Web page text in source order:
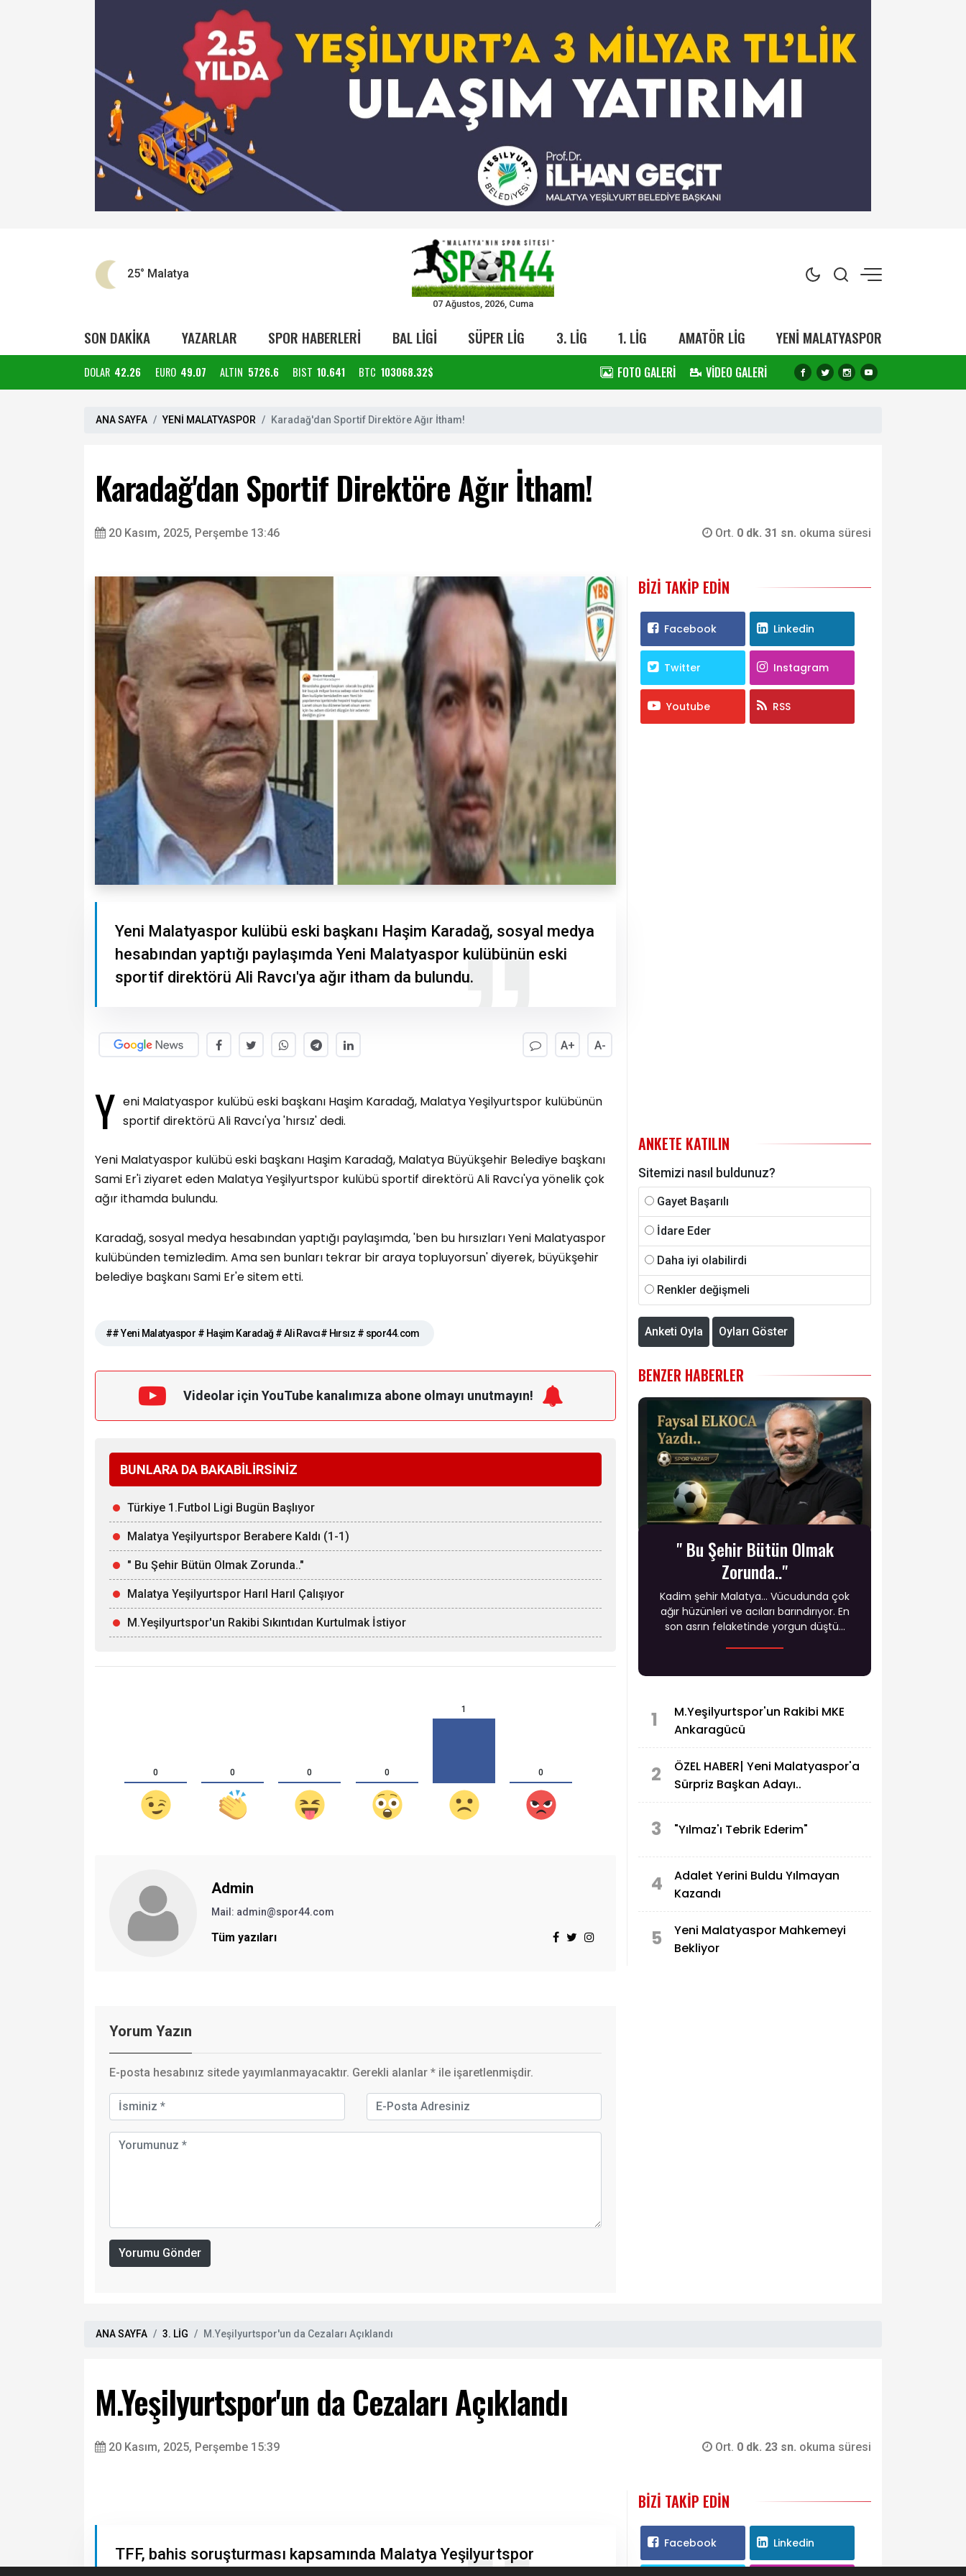
25° Malatya
07 Ağustos, 2026, Cuma
SON DAKİKA YAZARLAR SPOR HABERLERİ BAL LİGİ SÜPER LİG 3. LİG 1. LİG AMATÖR LİG YENİ MALATYASPOR
DOLAR 42.26 EURO 49.07 ALTIN 5726.6 BIST 10.641 BTC 103068.32$ FOTO GALERİ VİDEO GALERİ
ANA SAYFA YENİ MALATYASPOR Karadağ'dan Sportif Direktöre Ağır İtham!
Karadağ'dan Sportif Direktöre Ağır İtham!
20 Kasım, 2025, Perşembe 13:46 Ort. 0 dk. 31 sn. okuma süresi
Yeni Malatyaspor kulübü eski başkanı Haşim Karadağ, sosyal medya
hesabından yaptığı paylaşımda Yeni Malatyaspor kulübünün eski
sportif direktörü Ali Ravcı'ya ağır itham da bulundu.
A+ A-
Y eni Malatyaspor kulübü eski başkanı Haşim Karadağ, Malatya Yeşilyurtspor kulübünün
sportif direktörü Ali Ravcı'ya 'hırsız' dedi.
Yeni Malatyaspor kulübü eski başkanı Haşim Karadağ, Malatya Büyükşehir Belediye başkanı
Sami Er'i ziyaret eden Malatya Yeşilyurtspor kulübü sportif direktörü Ali Ravcı'ya yönelik çok
ağır ithamda bulundu.
Karadağ, sosyal medya hesabından yaptığı paylaşımda, 'ben bu hırsızları Yeni Malatyaspor
kulübünden temizledim. Ama sen bunları tekrar bir araya topluyorsun' diyerek, büyükşehir
belediye başkanı Sami Er'e sitem etti.
## Yeni Malatyaspor # Haşim Karadağ # Ali Ravcı# Hırsız # spor44.com
Videolar için YouTube kanalımıza abone olmayı unutmayın!
BUNLARA DA BAKABİLİRSİNİZ
Türkiye 1.Futbol Ligi Bugün Başlıyor
Malatya Yeşilyurtspor Berabere Kaldı (1-1)
" Bu Şehir Bütün Olmak Zorunda.."
Malatya Yeşilyurtspor Harıl Harıl Çalışıyor
M.Yeşilyurtspor'un Rakibi Sıkıntıdan Kurtulmak İstiyor
0 0 0 0
1
0
Admin
Mail: admin@spor44.com
Tüm yazıları
Yorum Yazın
E-posta hesabınız sitede yayımlanmayacaktır. Gerekli alanlar * ile işaretlenmişdir.
Yorumu Gönder
BIZI TAKIP EDIN
Facebook Linkedin
Twitter Instagram
Youtube RSS
ANKETE KATILIN
Sitemizi nasıl buldunuz?
Gayet Başarılı
İdare Eder
Daha iyi olabilirdi
Renkler değişmeli
Anketi Oyla Oyları Göster
BENZER HABERLER
" Bu Şehir Bütün Olmak
Zorunda.."
​Kadim şehir Malatya... Vücudunda çok
ağır hüzünleri ve acıları barındırıyor. En
son asrın felaketinde yorgun düştü...
1
M.Yeşilyurtspor'un Rakibi MKE
Ankaragücü
2
ÖZEL HABER| Yeni Malatyaspor'a
Sürpriz Başkan Adayı..
3 "Yılmaz'ı Tebrik Ederim"
4
Adalet Yerini Buldu Yılmayan
Kazandı
5
Yeni Malatyaspor Mahkemeyi
Bekliyor
ANA SAYFA 3. LİG M.Yeşilyurtspor'un da Cezaları Açıklandı
M.Yeşilyurtspor'un da Cezaları Açıklandı
20 Kasım, 2025, Perşembe 15:39 Ort. 0 dk. 23 sn. okuma süresi
TFF, bahis soruşturması kapsamında Malatya Yeşilyurtspor
BIZI TAKIP EDIN
Facebook Linkedin